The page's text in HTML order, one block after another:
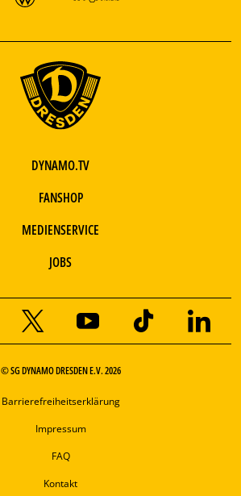
DYNAMO.TV
FANSHOP
MEDIENSERVICE
JOBS
© SG DYNAMO DRESDEN E.V. 2026
Barrierefreiheitserklärung
Impressum
FAQ
Kontakt